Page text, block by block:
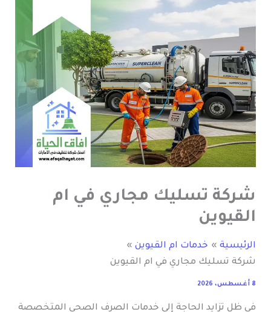
شركة تسليك مجاري في ام
القيوين
الرئيسية
خدمات ام القيوين
شركة تسليك مجاري في ام القيوين
8 أغسطس، 2026
في ظل تزايد الحاجة إلى خدمات الصرف الصحي المتخصصة